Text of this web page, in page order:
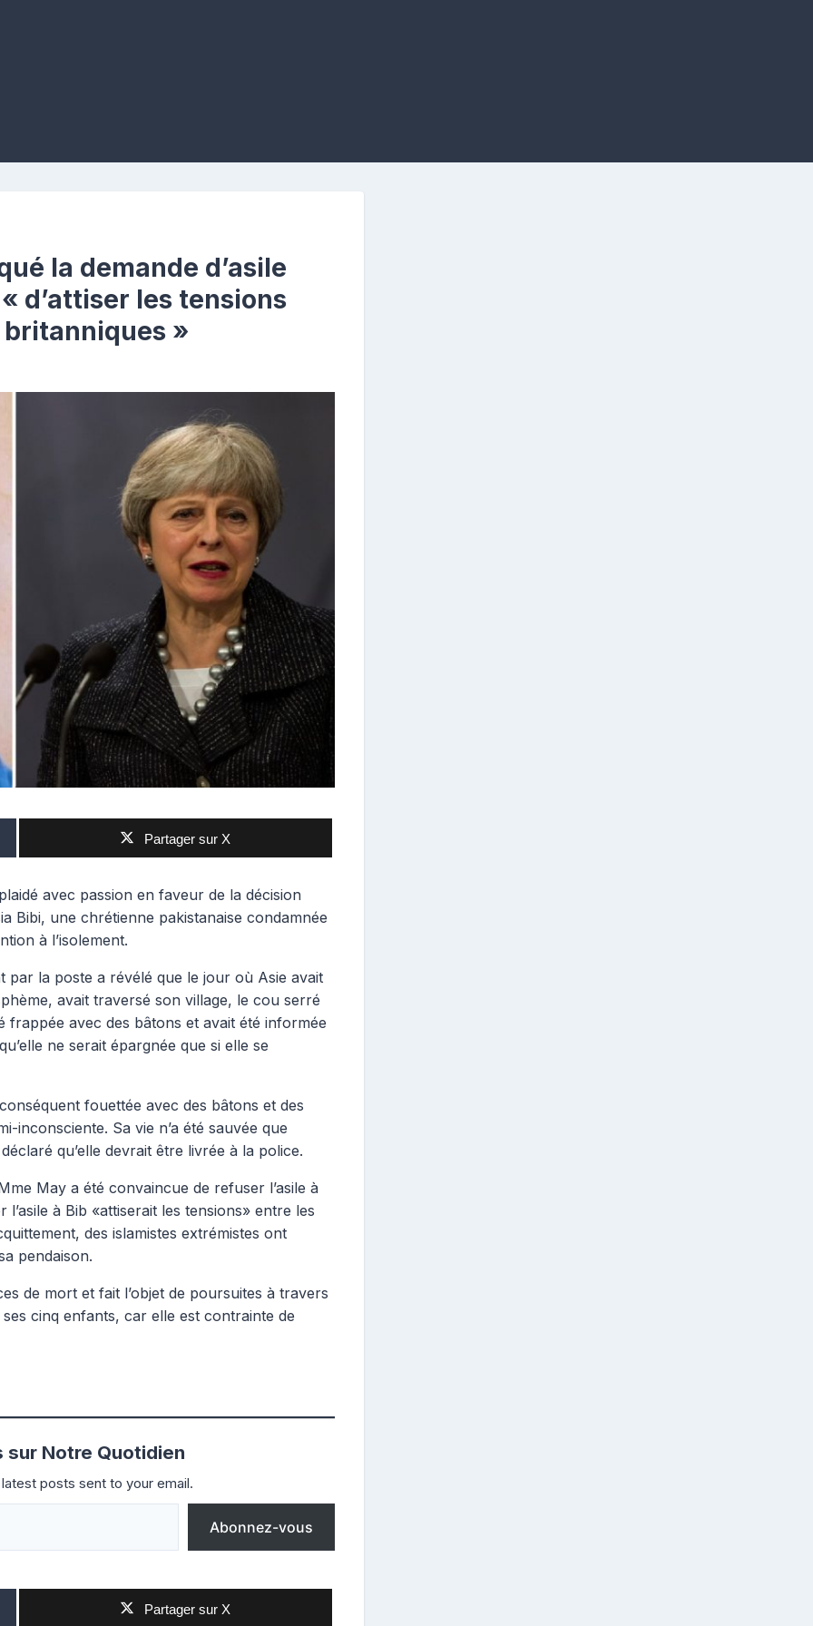
la demande d’asile
d’attiser les tensions
»
Partager sur X
avec passion en faveur de la décision
Bibi, une chrétienne pakistanaise condamnée
à l’isolement.
par la poste a révélé que le jour où Asie avait
avait traversé son village, le cou serré
avec des bâtons et avait été informée
ne serait épargnée que si elle se
fouettée avec des bâtons et des
inconsciente. Sa vie n’a été sauvée que
qu’elle devrait être livrée à la police.
May a été convaincue de refuser l’asile à
à Bib «attiserait les tensions» entre les
des islamistes extrémistes ont
pendaison.
de mort et fait l’objet de poursuites à travers
cinq enfants, car elle est contrainte de
sur Notre Quotidien
posts sent to your email.
Abonnez-vous
Partager sur X